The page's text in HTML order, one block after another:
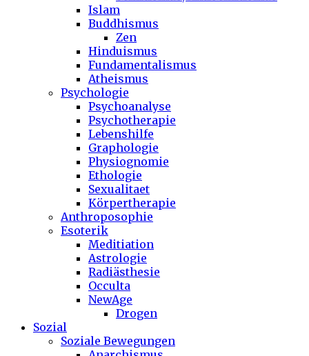
Islam
Buddhismus
Zen
Hinduismus
Fundamentalismus
Atheismus
Psychologie
Psychoanalyse
Psychotherapie
Lebenshilfe
Graphologie
Physiognomie
Ethologie
Sexualitaet
Körpertherapie
Anthroposophie
Esoterik
Meditiation
Astrologie
Radiästhesie
Occulta
NewAge
Drogen
Sozial
Soziale Bewegungen